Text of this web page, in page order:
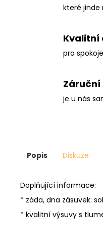
které jinde
Kvalitní
pro
Záruční
je u nás
Popis Diskuze
Doplňující informace:
* záda, dna zásuvek:
* kvalitní výsuvy s